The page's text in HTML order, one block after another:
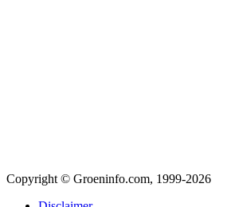
Copyright © Groeninfo.com, 1999-2026